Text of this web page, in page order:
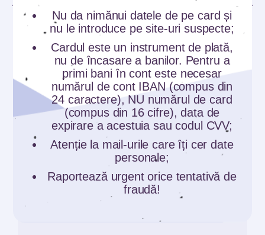
Comunicate
Ai un credit legat de ROBOR? 12
întrebări și răspunsuri care te ajută să...
Nu da nimănui datele de pe card și
nu le introduce pe site-uri suspecte;
Cardul este un instrument de plată,
nu de încasare a banilor. Pentru a
primi bani în cont este necesar
numărul de cont IBAN (compus din
24 caractere), NU numărul de card
(compus din 16 cifre), data de
expirare a acestuia sau codul CVV;
Atenție la mail-urile care îți cer date
personale;
Raportează urgent orice tentativă de
fraudă!